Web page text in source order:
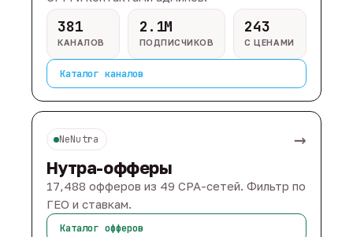
381
КАНАЛОВ
2.1M
ПОДПИСЧИКОВ
243
С ЦЕНАМИ
Каталог каналов
NeNutra →
Нутра-офферы
17,488 офферов из 49 CPA-сетей. Фильтр по
ГЕО и ставкам.
Каталог офферов